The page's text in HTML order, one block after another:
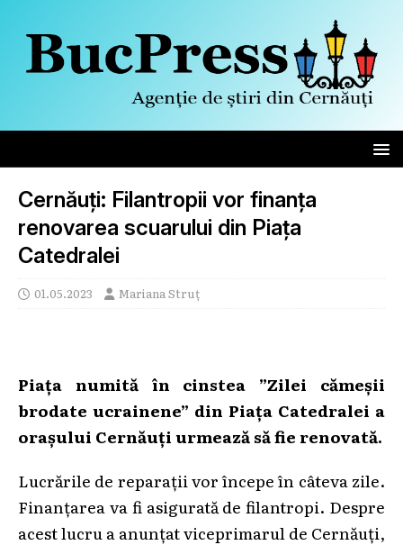
Cernăuți: Filantropii vor finanța
renovarea scuarului din Piața
Catedralei
01.05.2023 Mariana Struț
Piața numită în cinstea ”Zilei cămeșii
brodate ucrainene” din Piața Catedralei a
orașului Cernăuți urmează să fie renovată.
Lucrările de reparații vor începe în câteva zile.
Finanțarea va fi asigurată de filantropi. Despre
acest lucru a anunțat viceprimarul de Cernăuți,